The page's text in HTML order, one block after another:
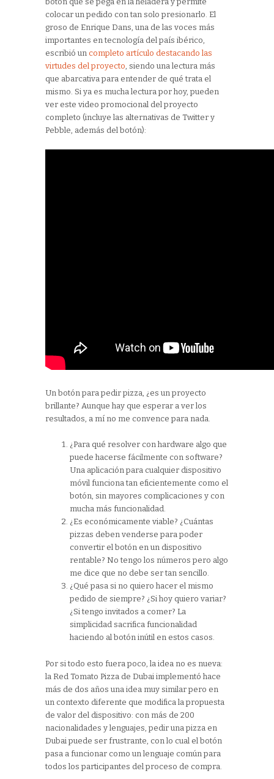
colocar un pedido con tan solo presionarlo. El
groso de Enrique Dans, una de las voces más
importantes en tecnología del país ibérico,
escribió un completo artículo destacando las
virtudes del proyecto , siendo una lectura más
que abarcativa para entender de qué trata el
mismo. Si ya es mucha lectura por hoy, pueden
ver este video promocional del proyecto
completo (incluye las alternativas de Twitter y
Pebble, además del botón):
Un botón para pedir pizza, ¿es un proyecto
brillante? Aunque hay que esperar a ver los
resultados, a mí no me convence para nada.
¿Para qué resolver con hardware algo que
puede hacerse fácilmente con software?
Una aplicación para cualquier dispositivo
móvil funciona tan eficientemente como el
botón, sin mayores complicaciones y con
mucha más funcionalidad.
¿Es económicamente viable? ¿Cuántas
pizzas deben venderse para poder
convertir el botón en un dispositivo
rentable? No tengo los números pero algo
me dice que no debe ser tan sencillo.
¿Qué pasa si no quiero hacer el mismo
pedido de siempre? ¿Si hoy quiero variar?
¿Si tengo invitados a comer? La
simplicidad sacrifica funcionalidad
haciendo al botón inútil en estos casos.
Por si todo esto fuera poco, la idea no es nueva:
la Red Tomato Pizza de Dubai implementó hace
más de dos años una idea muy similar pero en
un contexto diferente que modifica la propuesta
de valor del dispositivo: con más de 200
nacionalidades y lenguajes, pedir una pizza en
Dubai puede ser frustrante, con lo cual el botón
pasa a funcionar como un lenguaje común para
todos los participantes del proceso de compra.